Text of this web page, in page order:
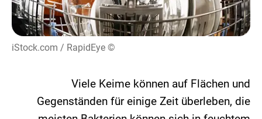
© iStock.com / RapidEye
Viele Keime können auf Flächen und
Gegenständen für einige Zeit überleben, die